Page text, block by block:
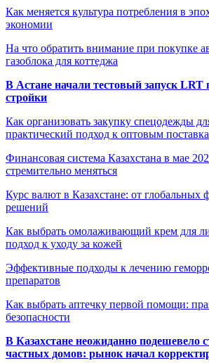
Как меняется культура потребления в
экономии
На что обратить внимание при покупке
газоблока для коттеджа
В Астане начали тестовый запуск LRT
стройки
Как организовать закупку спецодежды
практический подход к оптовым
Финансовая система Казахстана в мае
стремительно меняться
Курс валют в Казахстане: от глобальных
решений
Как выбрать омолаживающий крем для
подход к уходу за кожей
Эффективные подходы к лечению
препаратов
Как выбрать аптечку первой помощи:
безопасности
В Казахстане неожиданно подешевело
частных домов: рынок начал